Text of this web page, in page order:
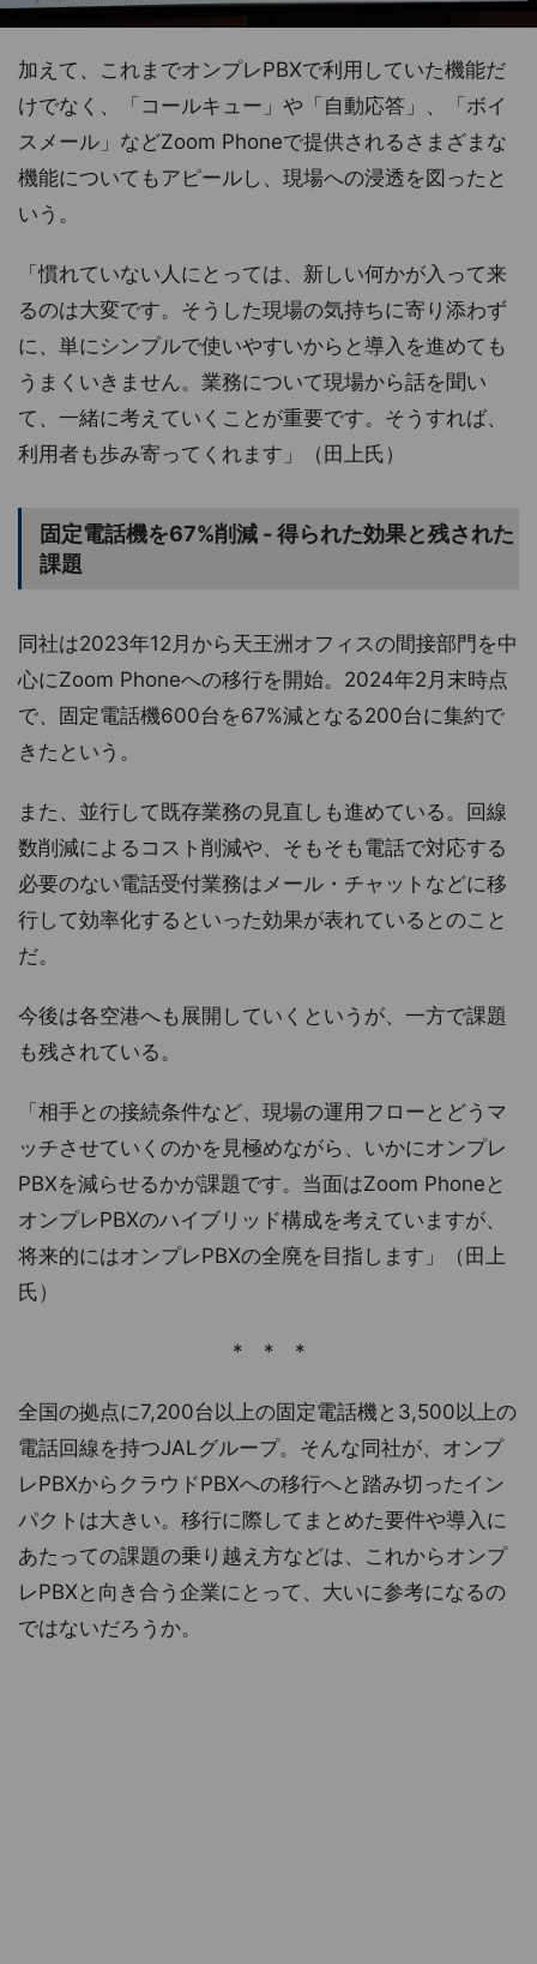
加えて、これまでオンプレPBXで利用していた機能だ
けでなく、「コールキュー」や「自動応答」、「ボイ
スメール」などZoom Phoneで提供されるさまざまな
機能についてもアピールし、現場への浸透を図ったと
いう。
「慣れていない人にとっては、新しい何かが入って来
るのは大変です。そうした現場の気持ちに寄り添わず
に、単にシンプルで使いやすいからと導入を進めても
うまくいきません。業務について現場から話を聞い
て、一緒に考えていくことが重要です。そうすれば、
利用者も歩み寄ってくれます」（田上氏）
固定電話機を67%削減 - 得られた効果と残された
課題
同社は2023年12月から天王洲オフィスの間接部門を中
心にZoom Phoneへの移行を開始。2024年2月末時点
で、固定電話機600台を67%減となる200台に集約で
きたという。
また、並行して既存業務の見直しも進めている。回線
数削減によるコスト削減や、そもそも電話で対応する
必要のない電話受付業務はメール・チャットなどに移
行して効率化するといった効果が表れているとのこと
だ。
今後は各空港へも展開していくというが、一方で課題
も残されている。
「相手との接続条件など、現場の運用フローとどうマ
ッチさせていくのかを見極めながら、いかにオンプレ
PBXを減らせるかが課題です。当面はZoom Phoneと
オンプレPBXのハイブリッド構成を考えていますが、
将来的にはオンプレPBXの全廃を目指します」（田上
氏）
* * *
全国の拠点に7,200台以上の固定電話機と3,500以上の
電話回線を持つJALグループ。そんな同社が、オンプ
レPBXからクラウドPBXへの移行へと踏み切ったイン
パクトは大きい。移行に際してまとめた要件や導入に
あたっての課題の乗り越え方などは、これからオンプ
レPBXと向き合う企業にとって、大いに参考になるの
ではないだろうか。